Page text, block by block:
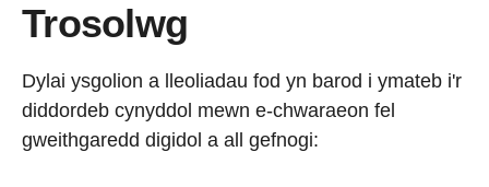
Trosolwg
Dylai ysgolion a lleoliadau fod yn barod i ymateb i'r
diddordeb cynyddol mewn e-chwaraeon fel
gweithgaredd digidol a all gefnogi: